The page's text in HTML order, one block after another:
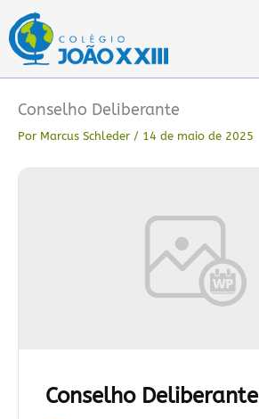
para
conteúdo
Conselho Deliberante
Por Marcus Schleder / 14 de maio de 2025
Conselho Deliberante